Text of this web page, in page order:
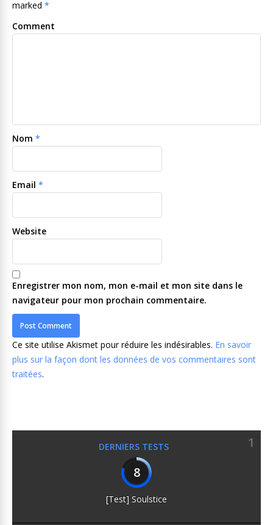
marked *
Comment
Nom *
Email *
Website
Enregistrer mon nom, mon e-mail et mon site dans le
navigateur pour mon prochain commentaire.
Ce site utilise Akismet pour réduire les indésirables. En savoir
plus sur la façon dont les données de vos commentaires sont
traitées.
DERNIERS TESTS
1
8
[Test] Soulstice